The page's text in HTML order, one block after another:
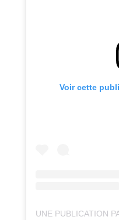
Voir cette